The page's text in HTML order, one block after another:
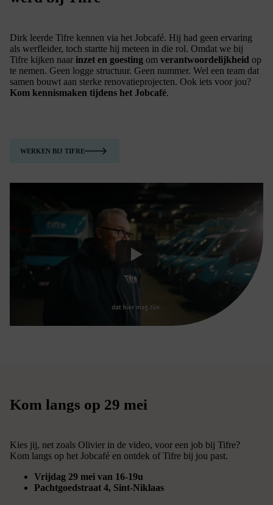
Dirk leerde Tifre kennen via het Jobcafé. Hij had geen ervaring
als werfleider, toch startte hij meteen in die rol. Omdat we bij
Tifre kijken naar inzet en goesting om verantwoordelijkheid op
te nemen. Geen logge structuur. Geen nummer. Wel een team dat
samen bouwt aan sterke renovatieprojecten. Ook iets voor jou?
Kom kennismaken tijdens het Jobcafé.
WERKEN BIJ TIFRE
Kom langs op 29 mei
Kies jij, net zoals Olivier in de video, voor een job bij Tifre?
Kom langs op het Jobcafé en ontdek of Tifre bij jou past.
Vrijdag 29 mei van 16-19u
Pachtgoedstraat 4, Sint-Niklaas